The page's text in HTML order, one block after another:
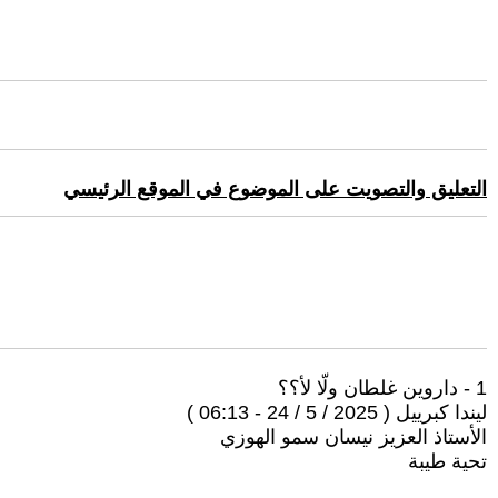
التعليق والتصويت على الموضوع في الموقع الرئيسي
1 - داروين غلطان ولّا لأ؟؟
ليندا كبرييل ( 2025 / 5 / 24 - 06:13 )
الأستاذ العزيز نيسان سمو الهوزي
تحية طيبة